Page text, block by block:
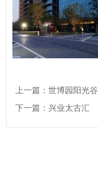
上一篇：世博园阳光谷
下一篇：兴业太古汇